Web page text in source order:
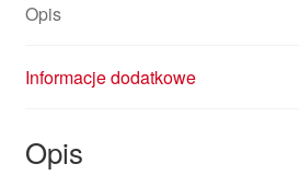
Opis
Informacje dodatkowe
Opis